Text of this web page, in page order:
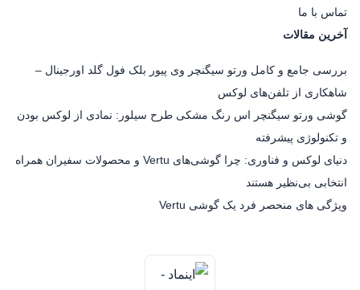
تماس با ما
آخرین مقالات
بررسی جامع و کامل ورتو سیگنچر وی پیور بلک فول گلد اورجینال –
شاهکاری از تلفن‌های لوکس
گوشی ورتو سیگنچر اس رنگ مشکی طرح سیلور: نمادی از لوکس بودن
و تکنولوژی پیشرفته
دنیای لوکس و فناوری: چرا گوشی‌های Vertu و محصولات سفیران همراه
انتخابی بی‌نظیر هستند
ویژگی های منحصر فرد یک گوشی Vertu